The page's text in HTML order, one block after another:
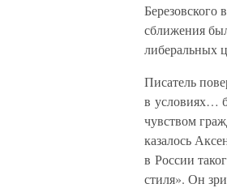
сближения
либеральных
Писатель
в условиях…
чувством
казалось
в России
стиля». Он